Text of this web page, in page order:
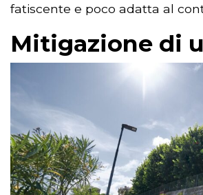
fatiscente e poco adatta al
Mitigazione di